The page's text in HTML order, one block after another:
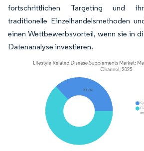
fortschrittlichen Targeting und
traditionelle Einzelhandelsmethoden
einen Wettbewerbsvorteil, wenn sie in
Datenanalyse investieren.